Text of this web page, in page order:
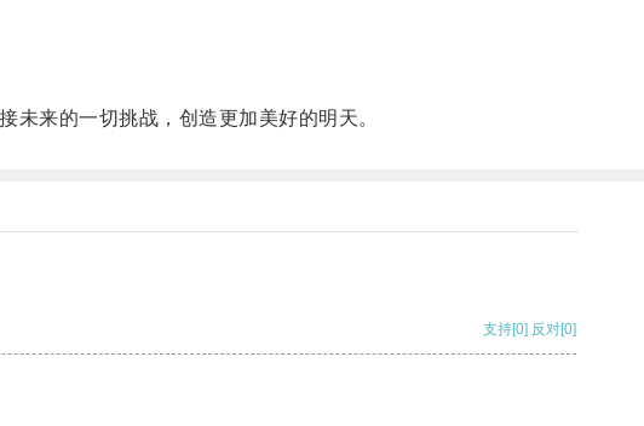
来的一切挑战，创造更加美好的明天。
支持[0] 反对[0]